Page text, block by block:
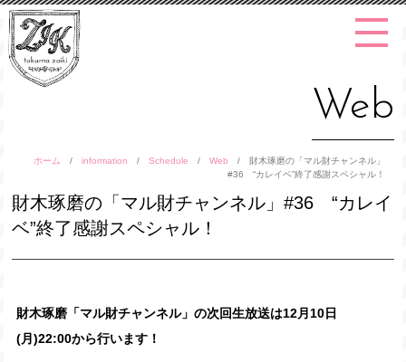
Web
ホーム / information / Schedule / Web /
財木琢磨の「マル財チャンネル」
#36 “カレイベ”終了感謝スペシャル！
財木琢磨の「マル財チャンネル」#36 “カレイ
ベ”終了感謝スペシャル！
財木琢磨「マル財チャンネル」の次回生放送は12月10日
(月)22:00から行います！